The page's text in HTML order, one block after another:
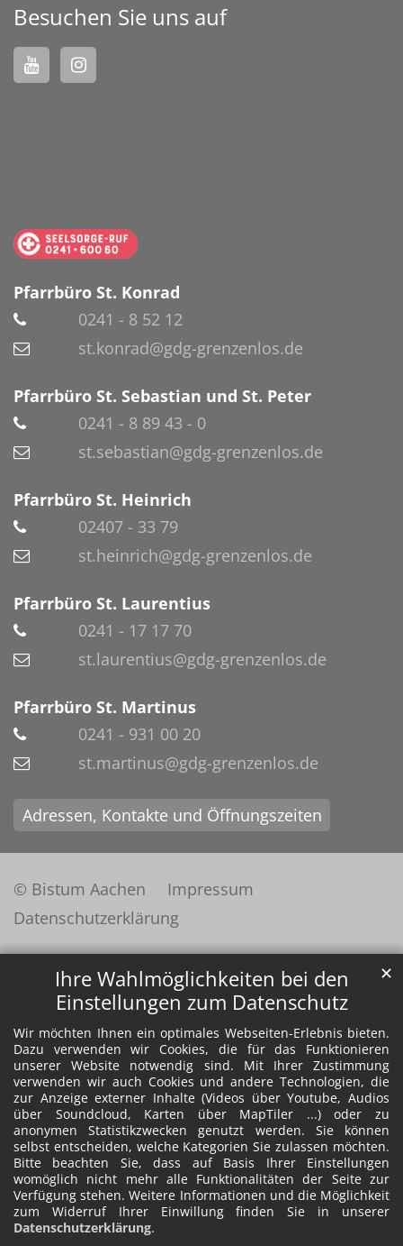
Ihre Wahlmöglichkeiten bei den
Einstellungen zum Datenschutz
Wir möchten Ihnen ein optimales Webseiten-Erlebnis bieten.
Dazu verwenden wir Cookies, die für das Funktionieren
unserer Website notwendig sind. Mit Ihrer Zustimmung
verwenden wir auch Cookies und andere Technologien, die
zur Anzeige externer Inhalte (Videos über Youtube, Audios
über Soundcloud, Karten über MapTiler ...) oder zu
anonymen Statistikzwecken genutzt werden. Sie können
selbst entscheiden, welche Kategorien Sie zulassen möchten.
Bitte beachten Sie, dass auf Basis Ihrer Einstellungen
womöglich nicht mehr alle Funktionalitäten der Seite zur
Verfügung stehen. Weitere Informationen und die Möglichkeit
zum Widerruf Ihrer Einwillung finden Sie in unserer
Datenschutzerklärung.
✕
Besuchen Sie uns auf
Pfarrbüro St. Konrad
0241 - 8 52 12
st.konrad@gdg-grenzenlos.de
Pfarrbüro St. Sebastian und St. Peter
0241 - 8 89 43 - 0
st.sebastian@gdg-grenzenlos.de
Pfarrbüro St. Heinrich
02407 - 33 79
st.heinrich@gdg-grenzenlos.de
Pfarrbüro St. Laurentius
0241 - 17 17 70
st.laurentius@gdg-grenzenlos.de
Pfarrbüro St. Martinus
0241 - 931 00 20
st.martinus@gdg-grenzenlos.de
Adressen, Kontakte und Öffnungszeiten
© Bistum Aachen
Impressum
Datenschutzerklärung